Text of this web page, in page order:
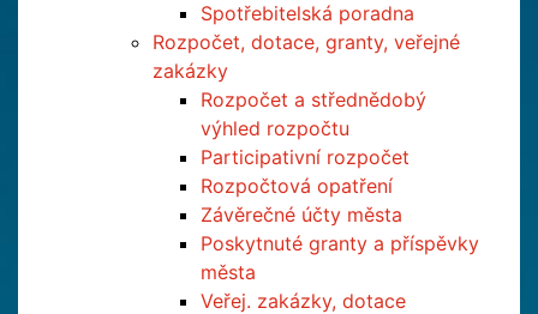
Spotřebitelská poradna
Rozpočet, dotace, granty, veřejné
zakázky
Rozpočet a střednědobý
výhled rozpočtu
Participativní rozpočet
Rozpočtová opatření
Závěrečné účty města
Poskytnuté granty a příspěvky
města
Veřej. zakázky, dotace